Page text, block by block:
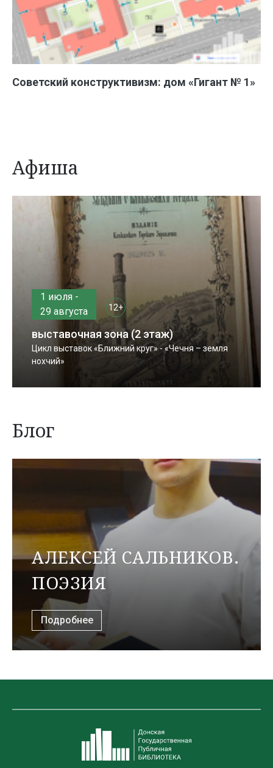
Советский конструктивизм: дом «Гигант № 1»
Афиша
1 июля -
29 августа
12+
выставочная зона (2 этаж)
Цикл выставок «Ближний круг» - «Чечня – земля
нохчий»
Блог
АЛЕКСЕЙ САЛЬНИКОВ.
ПОЭЗИЯ
Подробнее